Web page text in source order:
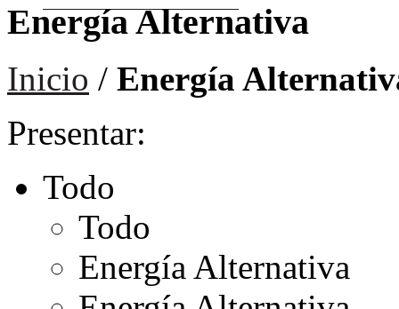
Energía Alternativa
Inicio / Energía
Presentar:
Todo
Todo
Energía Alternativa